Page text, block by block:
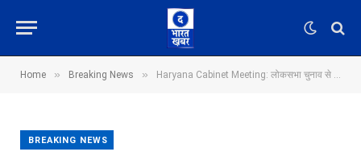
Home » Breaking News » Haryana Cabinet Meeting: लोकसभा चुनाव से पहले हरियाणा सरकार ने कैबिनेट मीटिंग में लिए बड़े फैसले, पढ़े विस्तार से
BREAKING NEWS